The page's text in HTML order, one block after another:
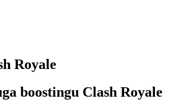
Royale
boostingu Clash Royale